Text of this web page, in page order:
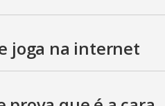
joga na internet